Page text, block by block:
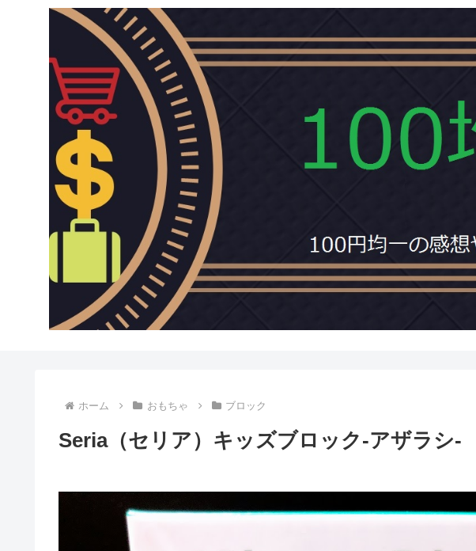
ホーム おもちゃ ブロック
Seria（セリア）キッズブロック-アザラシ-